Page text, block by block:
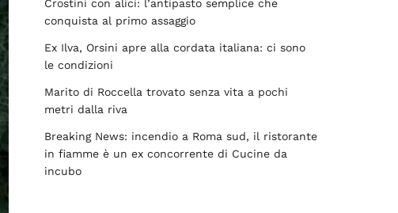
Crostini con alici: l’antipasto semplice che
conquista al primo assaggio
Ex Ilva, Orsini apre alla cordata italiana: ci sono
le condizioni
Marito di Roccella trovato senza vita a pochi
metri dalla riva
Breaking News: incendio a Roma sud, il ristorante
in fiamme è un ex concorrente di Cucine da
incubo